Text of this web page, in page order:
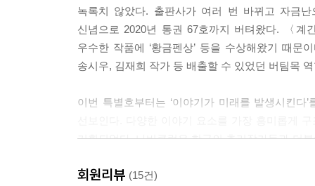
녹록치 않았다. 출판사가 여러 번 바뀌고 자금
신념으로 2020년 통권 67호까지 버텨왔다. 〈계
우수한 작품에 ‘황금펜상’ 등을 수상해왔기 때
송시우, 김재희 작가 등 배출할 수 있었던 버팀목
이번 특별호부터는 ‘이야기가 미래를 발생시킨다
기획되었다. 나비클럽은 한국의 추리작가들과 더
강렬한 색감을 이용하여 인간의 내면을 들여다
회원리뷰 (15건)